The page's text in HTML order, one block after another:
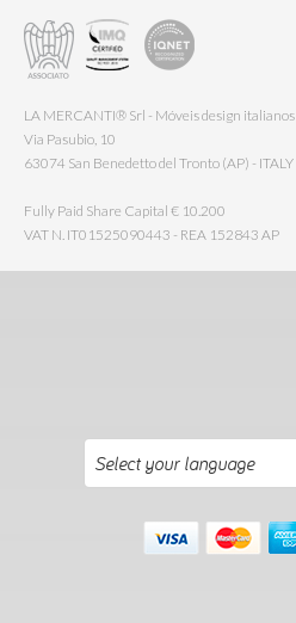
LA MERCANTI® Srl - Móveis design italianos
Via Pasubio, 10
63074 San Benedetto del Tronto (AP) - ITALY
Fully Paid Share Capital € 10.200
VAT N. IT01525090443 - REA 152843 AP